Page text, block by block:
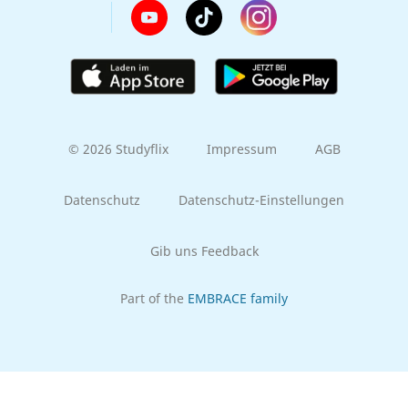
© 2026 Studyflix Impressum AGB
Datenschutz Datenschutz-Einstellungen
Gib uns Feedback
Part of the EMBRACE family